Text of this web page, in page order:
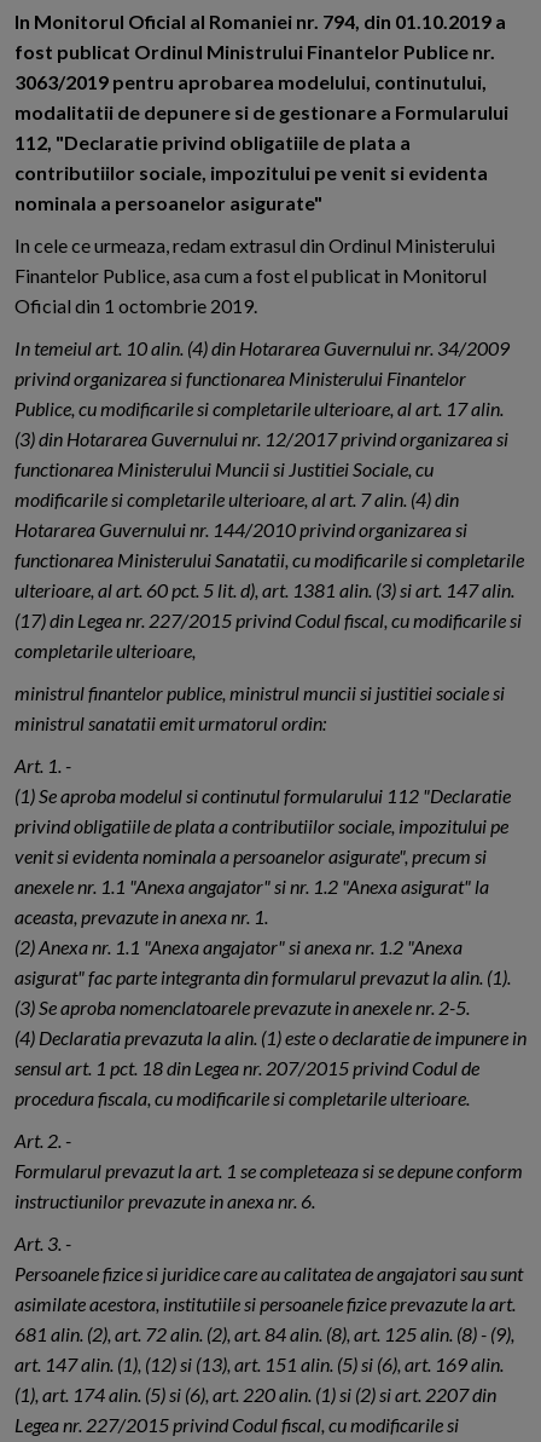
In Monitorul Oficial al Romaniei nr. 794, din 01.10.2019 a
fost publicat Ordinul Ministrului Finantelor Publice nr.
3063/2019 pentru aprobarea modelului, continutului,
modalitatii de depunere si de gestionare a Formularului
112, "Declaratie privind obligatiile de plata a
contributiilor sociale, impozitului pe venit si evidenta
nominala a persoanelor asigurate"
In cele ce urmeaza, redam extrasul din Ordinul Ministerului
Finantelor Publice, asa cum a fost el publicat in Monitorul
Oficial din 1 octombrie 2019.
In temeiul art. 10 alin. (4) din Hotararea Guvernului nr. 34/2009
privind organizarea si functionarea Ministerului Finantelor
Publice, cu modificarile si completarile ulterioare, al art. 17 alin.
(3) din Hotararea Guvernului nr. 12/2017 privind organizarea si
functionarea Ministerului Muncii si Justitiei Sociale, cu
modificarile si completarile ulterioare, al art. 7 alin. (4) din
Hotararea Guvernului nr. 144/2010 privind organizarea si
functionarea Ministerului Sanatatii, cu modificarile si completarile
ulterioare, al art. 60 pct. 5 lit. d), art. 1381 alin. (3) si art. 147 alin.
(17) din Legea nr. 227/2015 privind Codul fiscal, cu modificarile si
completarile ulterioare,
ministrul finantelor publice, ministrul muncii si justitiei sociale si
ministrul sanatatii emit urmatorul ordin:
Art. 1. -
(1) Se aproba modelul si continutul formularului 112 "Declaratie
privind obligatiile de plata a contributiilor sociale, impozitului pe
venit si evidenta nominala a persoanelor asigurate", precum si
anexele nr. 1.1 "Anexa angajator" si nr. 1.2 "Anexa asigurat" la
aceasta, prevazute in anexa nr. 1.
(2) Anexa nr. 1.1 "Anexa angajator" si anexa nr. 1.2 "Anexa
asigurat" fac parte integranta din formularul prevazut la alin. (1).
(3) Se aproba nomenclatoarele prevazute in anexele nr. 2-5.
(4) Declaratia prevazuta la alin. (1) este o declaratie de impunere in
sensul art. 1 pct. 18 din Legea nr. 207/2015 privind Codul de
procedura fiscala, cu modificarile si completarile ulterioare.
Art. 2. -
Formularul prevazut la art. 1 se completeaza si se depune conform
instructiunilor prevazute in anexa nr. 6.
Art. 3. -
Persoanele fizice si juridice care au calitatea de angajatori sau sunt
asimilate acestora, institutiile si persoanele fizice prevazute la art.
681 alin. (2), art. 72 alin. (2), art. 84 alin. (8), art. 125 alin. (8) - (9),
art. 147 alin. (1), (12) si (13), art. 151 alin. (5) si (6), art. 169 alin.
(1), art. 174 alin. (5) si (6), art. 220 alin. (1) si (2) si art. 2207 din
Legea nr. 227/2015 privind Codul fiscal, cu modificarile si